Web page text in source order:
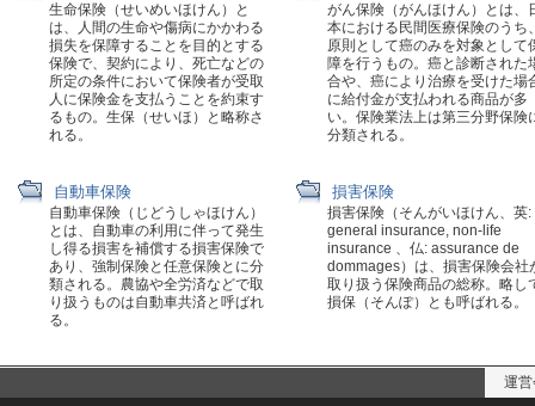
生命保険（せいめいほけん）と
は、人間の生命や傷病にかかわる
損失を保障することを目的とする
保険で、契約により、死亡などの
所定の条件において保険者が受取
人に保険金を支払うことを約束す
るもの。生保（せいほ）と略称さ
れる。
がん保険（がんほけん）とは、
本における民間医療保険のうち
原則として癌のみを対象として
障を行うもの。癌と診断された
合や、癌により治療を受けた場
に給付金が支払われる商品が多
い。保険業法上は第三分野保険
分類される。
自動車保険
自動車保険（じどうしゃほけん）
とは、自動車の利用に伴って発生
し得る損害を補償する損害保険で
あり、強制保険と任意保険とに分
類される。農協や全労済などで取
り扱うものは自動車共済と呼ばれ
る。
損害保険
損害保険（そんがいほけん、英:
general insurance, non-life
insurance 、仏: assurance de
dommages）は、損害保険会社
取り扱う保険商品の総称。略し
損保（そんぽ）とも呼ばれる。
運